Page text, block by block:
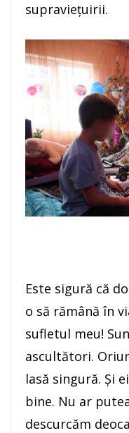
supravieţuirii.
Este sigură că
o să rămână în
sufletul meu!
ascultători.
lasă singură. Şi
bine. Nu ar
descurcăm